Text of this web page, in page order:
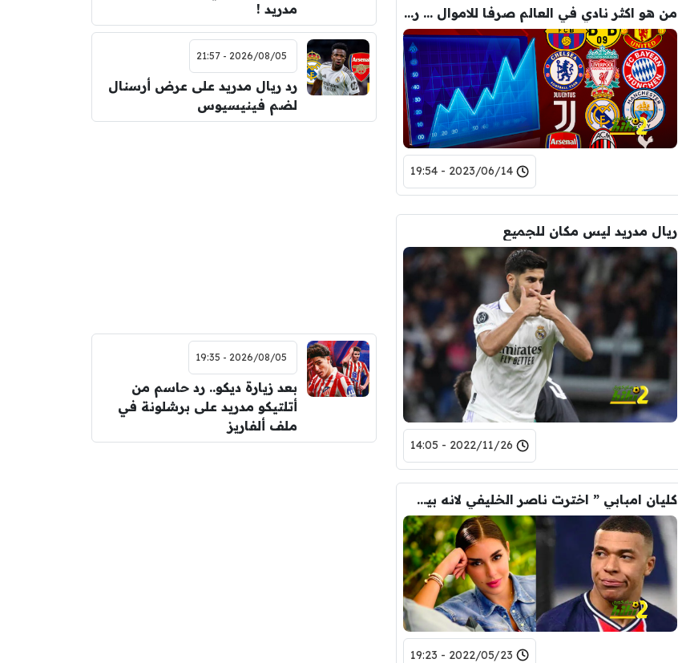
من هو اكثر نادي في العالم صرفا للاموال … رقم صادم لريال مدريد وبرشلونة
2023/06/14 - 19:54
ريال مدريد ليس مكان للجميع
2022/11/26 - 14:05
كليان امبابي ” اخترت ناصر الخليفي لانه بيضحكني ” …!
2022/05/23 - 19:23
مدريد !
2026/08/05 - 21:57
رد ريال مدريد على عرض أرسنال
لضم فينيسيوس
2026/08/05 - 19:35
بعد زيارة ديكو.. رد حاسم من
أتلتيكو مدريد على برشلونة في
ملف ألفاريز